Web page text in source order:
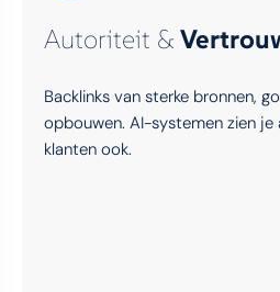
Autoriteit &
Backlinks van sterke bronnen,
opbouwen. AI-systemen zien je
klanten ook.